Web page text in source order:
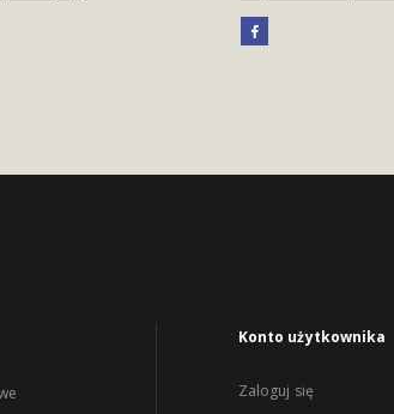
Konto użytkownika
Zaloguj się